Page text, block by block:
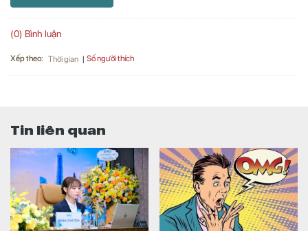
(0) Bình luận
Xếp theo: Thời gian Số người thích
Tin liên quan